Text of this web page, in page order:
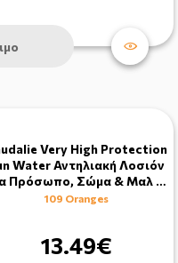
Very High Protection
Water Αντηλιακή Λοσιόν
Πρόσωπο, Σώμα & Μαλ …
109 Oranges
13.49€